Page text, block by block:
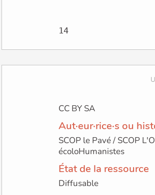
CC BY SA
Aut·eur·rice·s ou
SCOP le Pavé / SCOP
écoloHumanistes
État de la ressource
Diffusable